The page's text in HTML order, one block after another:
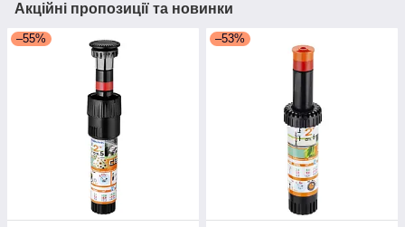
Акційні пропозиції та новинки
–55% –53%